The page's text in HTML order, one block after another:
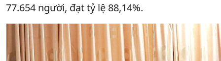
77.654 người, đạt tỷ lệ 88,14%.